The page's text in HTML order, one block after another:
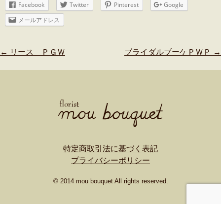
Facebook Twitter Pinterest
Google
メールアドレス
Post
← リース ＰＧＷ ブライダルブーケＰＷＰ →
特定商取引法に基づく表記
プライバシーポリシー
© 2014 mou bouquet All rights reserved.